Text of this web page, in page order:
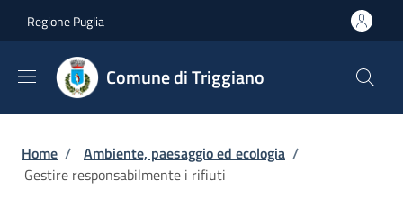
Regione Puglia
Comune di Triggiano
Briciole di pane
Home / Ambiente, paesaggio ed ecologia /
Gestire responsabilmente i rifiuti